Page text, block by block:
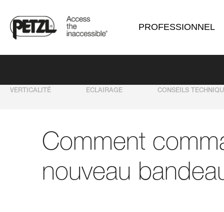
PROFESSIONNEL
VERTICALITÉ ECLAIRAGE CONSEILS
Comment
nouveau